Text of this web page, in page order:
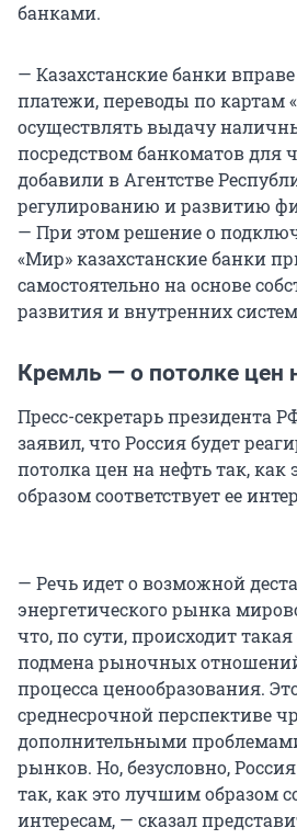
банками.
— Казахстанские банки
платежи, переводы по картам
осуществлять выдачу
посредством банкоматов для
добавили в Агентстве
регулированию и развитию
— При этом решение о
«Мир» казахстанские банки
самостоятельно на основе
развития и внутренних
Кремль — о потолке цен
Пресс-секретарь президента
заявил, что Россия будет
потолка цен на нефть так,
образом соответствует ее
— Речь идет о возможной
энергетического рынка
что, по сути, происходит
подмена рыночных
процесса ценообразования.
среднесрочной перспективе
дополнительными
рынков. Но, безусловно,
так, как это лучшим образом
интересам, — сказал